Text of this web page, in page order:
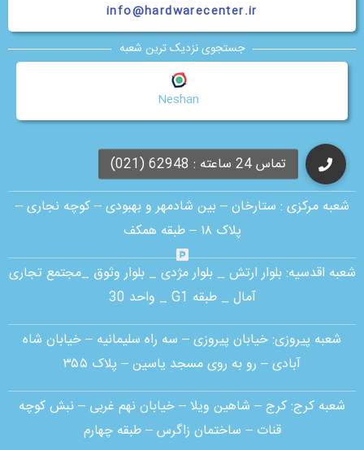
آدرس و اطلاعات شعب
شعبه مرکزی : ستارخان – بین شادمهر و بهبودی – کوچه نجاری –
پلاک ۱۸ – طبقه همکف
شعبه اقدسیه:بلوار ارتش _ بلوار مژدی _ بلوار وثوق _مجتمع تجاری
آمال _ طبقه G1 _ واحد 30
شعبه پیروزی: خیابان پیروزی – سه راه سلیمانیه – خیابان شاه
آبادی – رو به روی مسجد یاسین – پلاک ۳۵۵
شعبه کرج:کرج – شاهین ویلا – خیابان نهم غربی – نبش کوچه
قنات – ساختمان زاگرس – طبقه چهارم
info@hardwarecenter.ir
جستجوی نزدیک ترین شعبه
Neshan